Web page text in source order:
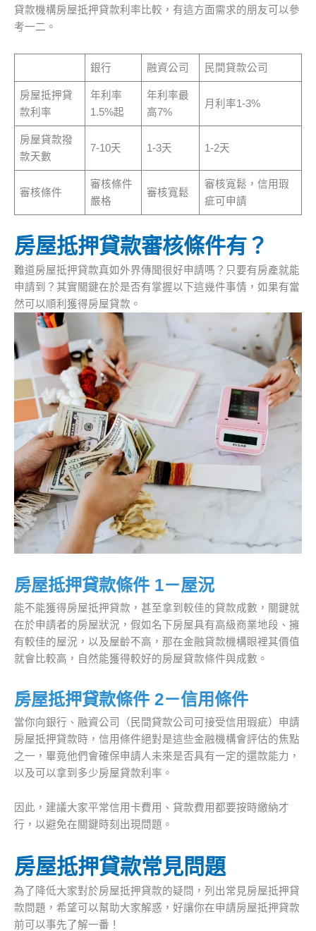
貸款機構房屋抵押貸款利率比較，有這方面需求的朋友可以參
考一二。
銀行 融資公司 民間貸款公司
房屋抵押貸
款利率
年利率
1.5%起
年利率最
高7%
月利率1-3%
房屋貸款撥
款天數
7-10天 1-3天 1-2天
審核條件
審核條件
嚴格
審核寬鬆
審核寬鬆，信用瑕
疵可申請
房屋抵押貸款審核條件有？
難道房屋抵押貸款真如外界傳聞很好申請嗎？只要有房產就能
申請到？其實關鍵在於是否有掌握以下這幾件事情，如果有當
然可以順利獲得房屋貸款。
房屋抵押貸款條件 1－屋況
能不能獲得房屋抵押貸款，甚至拿到較佳的貸款成數，關鍵就
在於申請者的房屋狀況，假如名下房屋具有高級商業地段、擁
有較佳的屋況，以及屋齡不高，那在金融貸款機構眼裡其價值
就會比較高，自然能獲得較好的房屋貸款條件與成數。
房屋抵押貸款條件 2－信用條件
當你向銀行、融資公司（民間貸款公司可接受信用瑕疵）申請
房屋抵押貸款時，信用條件絕對是這些金融機構會評估的焦點
之一，畢竟他們會確保申請人未來是否具有一定的還款能力，
以及可以拿到多少房屋貸款利率。
因此，建議大家平常信用卡費用、貸款費用都要按時繳納才
行，以避免在關鍵時刻出現問題。
房屋抵押貸款常見問題
為了降低大家對於房屋抵押貸款的疑問，列出常見房屋抵押貸
款問題，希望可以幫助大家解惑，好讓你在申請房屋抵押貸款
前可以事先了解一番！